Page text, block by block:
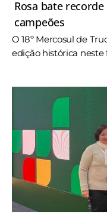
Rosa bate
campeões
O 18º Mercosul de
edição histórica neste